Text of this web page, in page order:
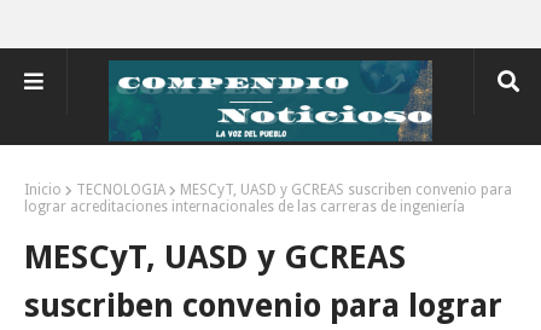
Inicio TECNOLOGIA
MESCyT, UASD y GCREAS suscriben convenio para
lograr acreditaciones internacionales de las carreras de ingeniería
MESCyT, UASD y GCREAS
suscriben convenio para lograr